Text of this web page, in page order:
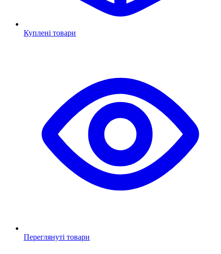
Куплені товари
Переглянуті товари